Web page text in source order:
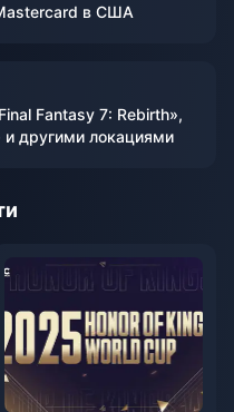
в США
Fantasy 7: Rebirth»,
и другими локациями